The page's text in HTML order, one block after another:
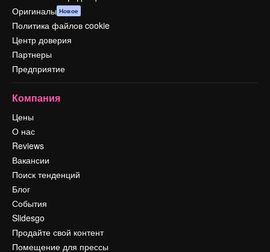
Оригиналы Новое
Политика файлов cookie
Центр доверия
Партнеры
Предприятие
Компания
Цены
О нас
Reviews
Вакансии
Поиск тенденций
Блог
События
Slidesgo
Продайте свой контент
Помещение для прессы